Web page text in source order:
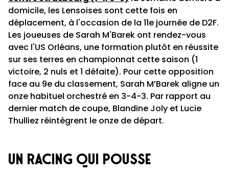
domicile, les Lensoises sont cette fois en
déplacement, à l'occasion de la 11e journée de D2F.
Les joueuses de Sarah M'Barek ont rendez-vous
avec l'US Orléans, une formation plutôt en réussite
sur ses terres en championnat cette saison (1
victoire, 2 nuls et 1 défaite). Pour cette opposition
face au 9e du classement, Sarah M’Barek aligne un
onze habituel orchestré en 3-4-3. Par rapport au
dernier match de coupe, Blandine Joly et Lucie
Thulliez réintègrent le onze de départ.
un racing qui pousse